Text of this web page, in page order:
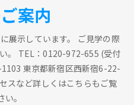
案内
展示しています。 ご見学の際
。 TEL：0120-972-655 (受付
東京都新宿区西新宿6-22-
スなど詳しくはこちらもご覧
い。